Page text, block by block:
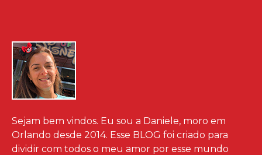
Sejam bem vindos. Eu sou a Daniele, moro em
Orlando desde 2014. Esse BLOG foi criado para
dividir com todos o meu amor por esse mundo